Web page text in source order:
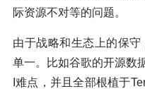
际资源不对等的问题。
由于战略和生态上的保
单一。比如谷歌的开源数
I难点，并且全部根植于